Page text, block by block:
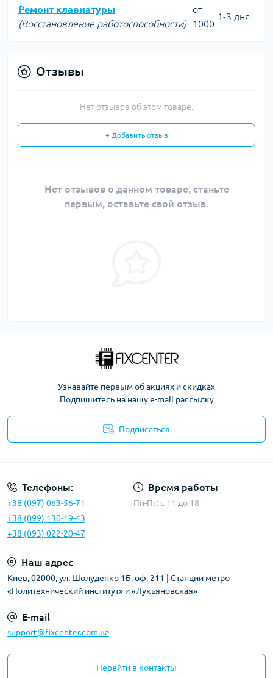
Ремонт клавиатуры
(Восстановление работоспособности)
от
1000
1-3 дня
Отзывы
Нет отзывов об этом товаре.
+ Добавить отзыв
Нет отзывов о данном товаре, станьте
первым, оставьте свой отзыв.
Узнавайте первым об акциях и скидках
Подпишитесь на нашу e-mail рассылку
Подписаться
Телефоны:
+38 (097) 063-56-71
+38 (099) 130-19-43
+38 (093) 022-20-47
Время работы
Пн-Пт: c 11 до 18
Наш адрес
Киев, 02000, ул. Шолуденко 1Б, оф. 211 | Станции метро
«Политехнический институт» и «Лукьяновская»
E-mail
support@fixcenter.com.ua
Перейти в контакты